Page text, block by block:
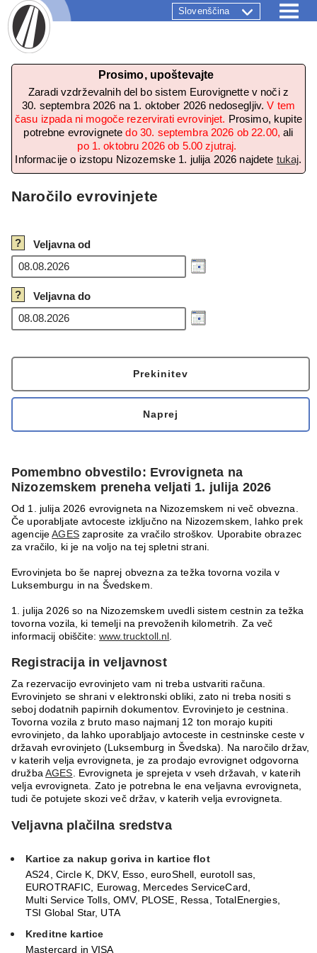
Slovenščina
Prosimo, upoštevajte
Zaradi vzdrževalnih del bo sistem Eurovignette v noči z
30. septembra 2026 na 1. oktober 2026 nedosegljiv.V tem
času izpada ni mogoče rezervirati evrovinjet. Prosimo, kupite
potrebne evrovignetedo 30. septembra 2026 ob 22.00,ali
po 1. oktobru 2026 ob 5.00 zjutraj.
Informacije o izstopu Nizozemske 1. julija 2026 najdete tukaj.
Naročilo evrovinjete
? Veljavna od
? Veljavna do
Pomembno obvestilo: Evrovigneta na
Nizozemskem preneha veljati 1. julija 2026
Od 1. julija 2026 evrovigneta na Nizozemskem ni več obvezna.
Če uporabljate avtoceste izključno na Nizozemskem, lahko prek
agencijeAGESzaprosite za vračilo stroškov. Uporabite obrazec
za vračilo, ki je na voljo na tej spletni strani.
Evrovinjeta bo še naprej obvezna za težka tovorna vozila v
Luksemburgu in na Švedskem.
1. julija 2026 so na Nizozemskem uvedli sistem cestnin za težka
tovorna vozila, ki temelji na prevoženih kilometrih. Za več
informacij obiščite:www.trucktoll.nl
Registracija in veljavnost
Za rezervacijo evrovinjeto vam ni treba ustvariti računa.
Evrovinjeto se shrani v elektronski obliki, zato ni treba nositi s
seboj dodatnih papirnih dokumentov. Evrovinjeto je cestnina.
Tovorna vozila z bruto maso najmanj 12 ton morajo kupiti
evrovinjeto, da lahko uporabljajo avtoceste in cestninske ceste v
državah evrovinjeto (Luksemburg in Švedska). Na naročilo držav,
v katerih velja evrovigneta, je za prodajo evrovignet odgovorna
družbaAGES . Evrovigneta je sprejeta v vseh državah, v katerih
velja evrovigneta. Zato je potrebna le ena veljavna evrovigneta,
tudi če potujete skozi več držav, v katerih velja evrovigneta.
Veljavna plačilna sredstva
Kartice za nakup goriva in kartice flot
AS24, Circle K, DKV, Esso, euroShell, eurotoll sas,
EUROTRAFIC, Eurowag, Mercedes ServiceCard,
Multi Service Tolls, OMV, PLOSE, Ressa, TotalEnergies,
TSI Global Star, UTA
Kreditne kartice
Mastercard in VISA